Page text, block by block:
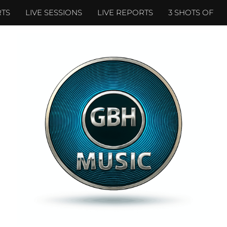
LIVE SESSIONS LIVE REPORTS 3 SHOTS OF